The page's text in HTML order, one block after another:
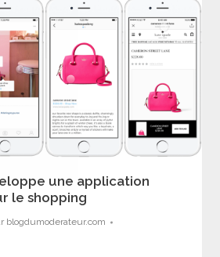
une application
le shopping
blogdumoderateur.com